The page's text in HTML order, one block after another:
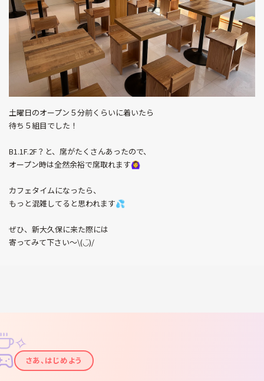
土曜日のオープン５分前くらいに着いたら
待ち５組目でした！
B1.1F.2F？と、席がたくさんあったので、
オープン時は全然余裕で席取れます🙆‍♀️
カフェタイムになったら、
もっと混雑してると思われます💦
ぜひ、新大久保に来た際には
寄ってみて下さい〜\(◡̈)/
✦
✧
さあ、はじめよう